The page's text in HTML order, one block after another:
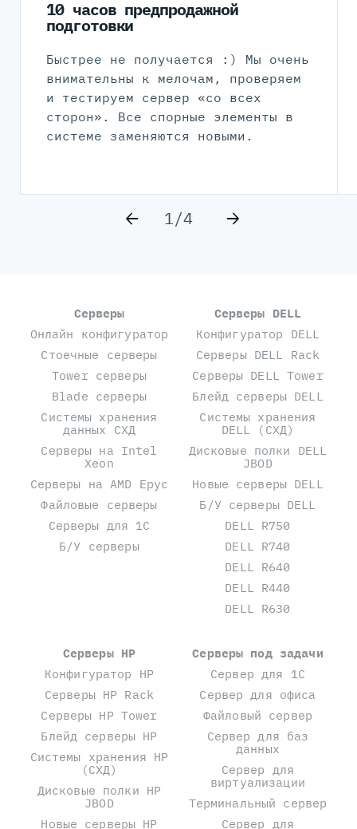
10 часов предпродажной
подготовки
Быстрее не получается :) Мы очень
внимательны к мелочам, проверяем
и тестируем сервер «со всех
сторон». Все спорные элементы в
системе заменяются новыми.
1/4
Серверы
Онлайн конфигуратор
Стоечные серверы
Tower серверы
Blade серверы
Системы хранения
данных СХД
Серверы на Intel
Xeon
Серверы на AMD Epyc
Файловые серверы
Серверы для 1С
Б/У серверы
Серверы DELL
Конфигуратор DELL
Серверы DELL Rack
Серверы DELL Tower
Блейд серверы DELL
Системы хранения
DELL (СХД)
Дисковые полки DELL
JBOD
Новые серверы DELL
Б/У серверы DELL
DELL R750
DELL R740
DELL R640
DELL R440
DELL R630
Серверы HP
Конфигуратор HP
Серверы HP Rack
Серверы HP Tower
Блейд серверы HP
Системы хранения HP
(СХД)
Дисковые полки HP
JBOD
Новые серверы HP
Серверы под задачи
Сервер для 1С
Сервер для офиса
Файловый сервер
Сервер для баз
данных
Сервер для
виртуализации
Терминальный сервер
Сервер для